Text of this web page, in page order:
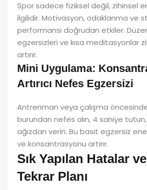
Spor sadece fiziksel değil, zihinsel
ilgilidir. Motivasyon, odaklanma ve
performansı doğrudan etkiler.
egzersizleri ve kısa meditasyonlar
artırır.
Mini Uygulama:
Artırıcı Nefes Egzersizi
Antrenman veya çalışma
burundan nefes alın, 4 saniye
ağızdan verin. Bu basit egzersiz
ve konsantrasyonu artırır.
Sık Yapılan Hatalar ve
Tekrar Planı